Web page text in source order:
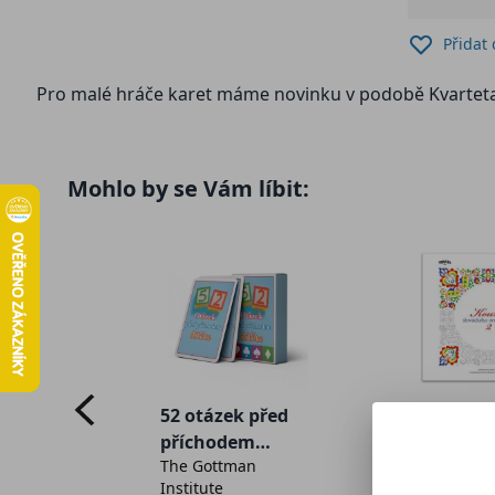
Přidat
Pro malé hráče karet máme novinku v podobě
Mohlo by se Vám líbit:
52 otázek před
příchodem
dítěte
The Gottman
Institute